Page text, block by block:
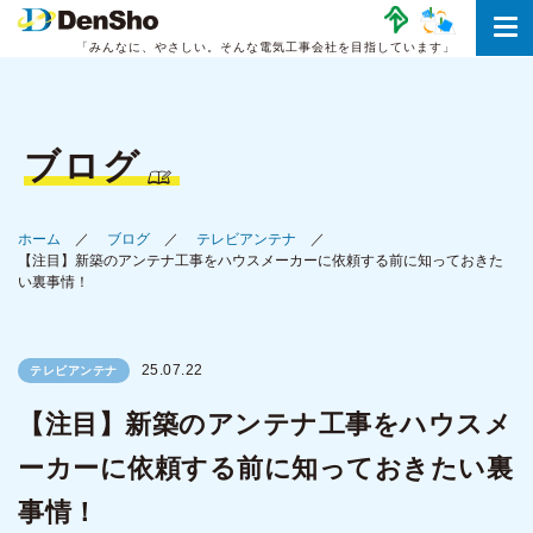
「みんなに、やさしい。 そんな電気工事会社を目指しています」
ブログ
ホーム ブログ
テレビアンテナ
【注目】新築のアンテナ工事をハウスメーカーに依頼する前に知っておきた
い裏事情！
テレビアンテナ 25.07.22
【注目】新築のアンテナ工事をハウスメ
ーカーに依頼する前に知っておきたい裏
事情！